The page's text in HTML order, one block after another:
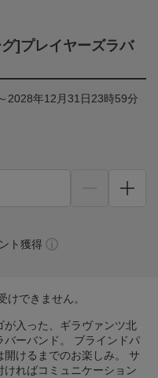
]プレイヤーズラバ
2028年12月31日23時59分
ト獲得
できません。
入った、ギラヴァンツ北
ーバンド。 ブラインドパ
けるまでのお楽しみ。 サ
ればコミュニケーション